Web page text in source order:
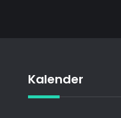
Kalender